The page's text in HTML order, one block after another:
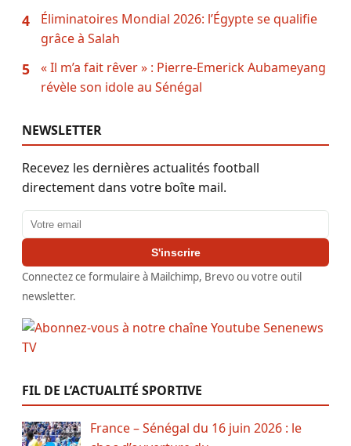
4
Éliminatoires Mondial 2026: l’Égypte se qualifie
grâce à Salah
5
« Il m’a fait rêver » : Pierre-Emerick Aubameyang
révèle son idole au Sénégal
NEWSLETTER
Recevez les dernières actualités football
directement dans votre boîte mail.
Adresse email
S'inscrire
Connectez ce formulaire à Mailchimp, Brevo ou votre outil
newsletter.
FIL DE L’ACTUALITÉ SPORTIVE
France – Sénégal du 16 juin 2026 : le